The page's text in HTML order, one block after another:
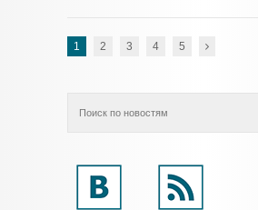
1 2 3 4 5